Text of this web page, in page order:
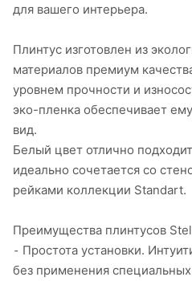
для вашего интерьера.
Плинтус изготовлен из
материалов премиум
уровнем прочности и
эко-пленка обеспечивает
вид.
Белый цвет отлично
идеально сочетается со
рейками коллекции Standart.
Преимущества плинтусов
⁃ Простота установки.
без применения